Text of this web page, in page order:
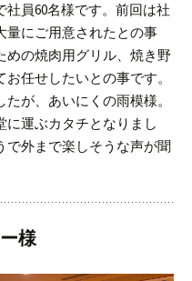
員60名様です。 前回は社
量にご用意されたとの事
めの焼肉用グリル、焼き野
任せしたいとの事です。
が、あいにくの雨模様。
運ぶカタチとなりまし
で外まで楽しそうな声が聞
様